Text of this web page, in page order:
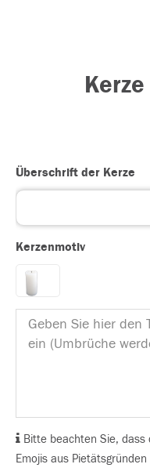
Überschrift der Kerze
Kerzenmotiv
Bitte beachten Sie, dass
Emojis aus